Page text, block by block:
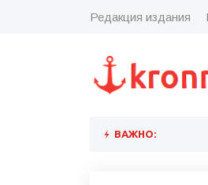
Редакция издания
ВАЖНО: